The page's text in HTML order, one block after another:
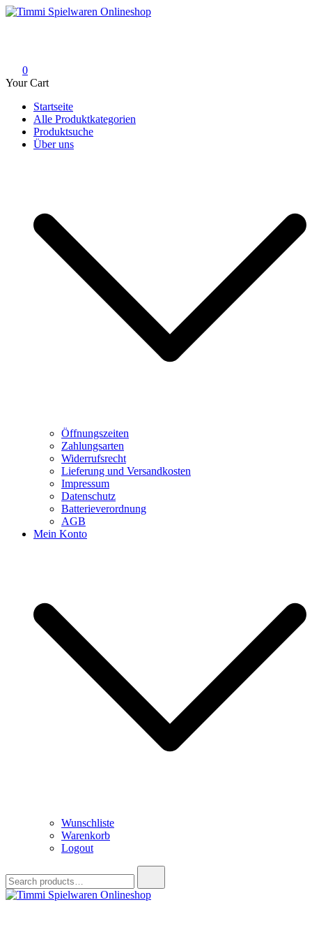
Skip
0
Your Cart
Startseite
Alle Produktkategorien
Produktsuche
Über uns
Öffnungszeiten
Zahlungsarten
Widerrufsrecht
Lieferung und Versandkosten
Impressum
Datenschutz
Batterieverordnung
AGB
Mein Konto
Wunschliste
Warenkorb
Logout
for: